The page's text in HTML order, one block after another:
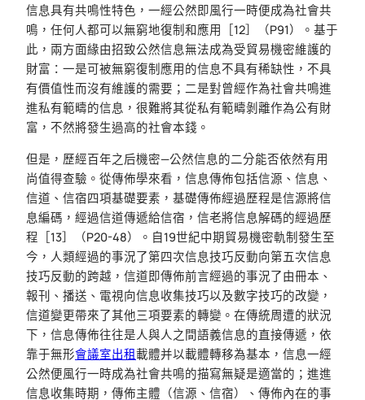
信息具有共鳴性特色，一經公然即風行一時便成為社會共
鳴，任何人都可以無窮地復制和應用［12］（P91）。基于
此，兩方面緣由招致公然信息無法成為受貿易機密維護的
財富：一是可被無窮復制應用的信息不具有稀缺性，不具
有價值性而沒有維護的需要；二是對曾經作為社會共鳴進
進私有範疇的信息，很難將其從私有範疇剝離作為公有財
富，不然將發生過高的社會本錢。
但是，歷經百年之后機密—公然信息的二分能否依然有用
尚值得查驗。從傳佈學來看，信息傳佈包括信源、信息、
信道、信宿四項基礎要素，基礎傳佈經過歷程是信源將信
息編碼，經過信道傳遞給信宿，信老將信息解碼的經過歷
程［13］（P20-48）。自19世紀中期貿易機密軌制發生至
今，人類經過的事況了第四次信息技巧反動向第五次信息
技巧反動的跨越，信道即傳佈前言經過的事況了由冊本、
報刊、播送、電視向信息收集技巧以及數字技巧的改變，
信道變更帶來了其他三項要素的轉變。在傳統周遭的狀況
下，信息傳佈往往是人與人之間語義信息的直接傳遞，依
靠于無形會議室出租載體并以載體轉移為基本，信息一經
公然便風行一時成為社會共鳴的描寫無疑是適當的；進進
信息收集時期，傳佈主體（信源、信宿）、傳佈內在的事